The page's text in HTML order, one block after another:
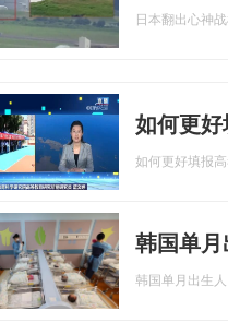
日本翻出心神
如何更
如何更好填报
韩国单
韩国单月出生